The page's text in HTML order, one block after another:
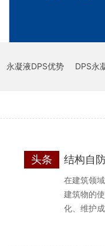
永凝液DPS优势 DPS永
结构自
头条
在建筑领
建筑物的
化、维护